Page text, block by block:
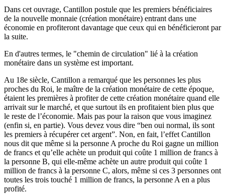
Dans cet ouvrage, Cantillon postule que les premiers bénéficiaires
de la nouvelle monnaie (création monétaire) entrant dans une
économie en profiteront davantage que ceux qui en bénéficieront par
la suite.
En d'autres termes, le "chemin de circulation" lié à la création
monétaire dans un système est important.
Au 18e siècle, Cantillon a remarqué que les personnes les plus
proches du Roi, le maître de la création monétaire de cette époque,
étaient les premières à profiter de cette création monétaire quand elle
arrivait sur le marché, et que surtout ils en profitaient bien plus que
le reste de l’économie. Mais pas pour la raison que vous imaginez
(enfin si, en partie). Vous devez vous dire “ben oui normal, ils sont
les premiers à récupérer cet argent”. Non, en fait, l’effet Cantillon
nous dit que même si la personne A proche du Roi gagne un million
de francs et qu’elle achète un produit qui coûte 1 million de francs à
la personne B, qui elle-même achète un autre produit qui coûte 1
million de francs à la personne C, alors, même si ces 3 personnes ont
toutes les trois touché 1 million de francs, la personne A en a plus
profité.